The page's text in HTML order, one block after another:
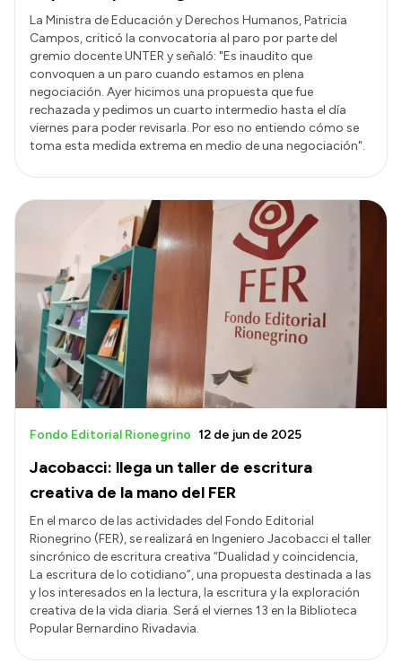
La Ministra de Educación y Derechos Humanos, Patricia
Campos, criticó la convocatoria al paro por parte del
gremio docente UNTER y señaló: "Es inaudito que
convoquen a un paro cuando estamos en plena
negociación. Ayer hicimos una propuesta que fue
rechazada y pedimos un cuarto intermedio hasta el día
viernes para poder revisarla. Por eso no entiendo cómo se
toma esta medida extrema en medio de una negociación".
Jacobacci: llega un taller de escritura
creativa de la mano del FER
Fondo Editorial Rionegrino 12 de jun de 2025
En el marco de las actividades del Fondo Editorial
Rionegrino (FER), se realizará en Ingeniero Jacobacci el taller
sincrónico de escritura creativa “Dualidad y coincidencia,
La escritura de lo cotidiano”, una propuesta destinada a las
y los interesados en la lectura, la escritura y la exploración
creativa de la vida diaria. Será el viernes 13 en la Biblioteca
Popular Bernardino Rivadavia.